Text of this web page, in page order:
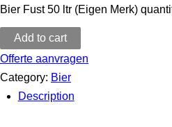
Bier Fust 50 ltr (Eigen Merk)
Add to cart
Offerte aanvragen
Category: Bier
Description